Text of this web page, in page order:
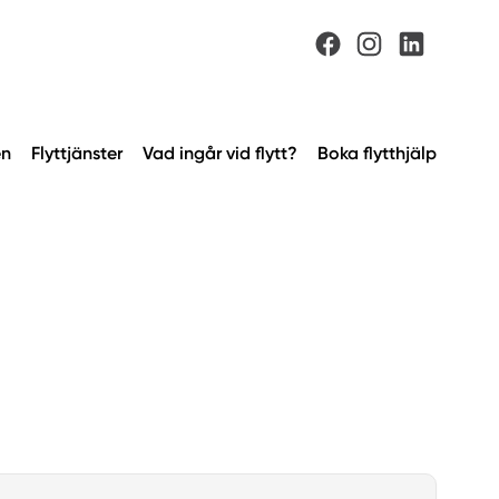
Flyttjänster Vad ingår vid flytt? Boka flytthjälp